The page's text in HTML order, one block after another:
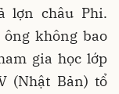
lợn châu Phi.
không bao
gia học lớp
(Nhật Bản) tổ